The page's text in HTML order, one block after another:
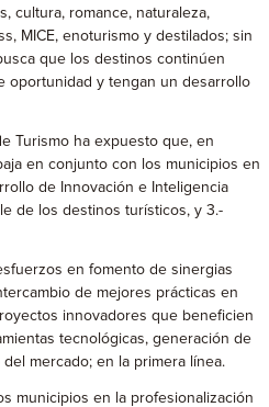
cultura, romance, naturaleza,
MICE, enoturismo y destilados; sin
que los destinos continúen
oportunidad y tengan un desarrollo
Turismo ha expuesto que, en
en conjunto con los municipios en
de Innovación e Inteligencia
de los destinos turísticos, y 3.-
en fomento de sinergias
de mejores prácticas en
innovadores que beneficien
tecnológicas, generación de
mercado; en la primera línea.
municipios en la profesionalización